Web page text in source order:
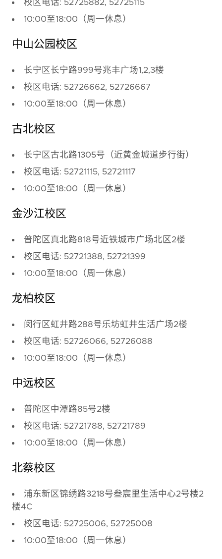
校区电话: 52725882, 52725115
10:00至18:00（周一休息）
中山公园校区
长宁区长宁路999号兆丰广场1,2,3楼
校区电话: 52726662, 52726667
10:00至18:00（周一休息）
古北校区
长宁区古北路1305号（近黄金城道步行街）
校区电话: 52721115, 52721117
10:00至18:00（周一休息）
金沙江校区
普陀区真北路818号近铁城市广场北区2楼
校区电话: 52721388, 52721399
10:00至18:00（周一休息）
龙柏校区
闵行区虹井路288号乐坊虹井生活广场2楼
校区电话: 52726066, 52726088
10:00至18:00（周一休息）
中远校区
普陀区中潭路85号2楼
校区电话: 52721788, 52721789
10:00至18:00（周一休息）
北蔡校区
浦东新区锦绣路3218号叁宸里生活中心2号楼2
楼4C
校区电话: 52725006, 52725008
10:00至18:00（周一休息）